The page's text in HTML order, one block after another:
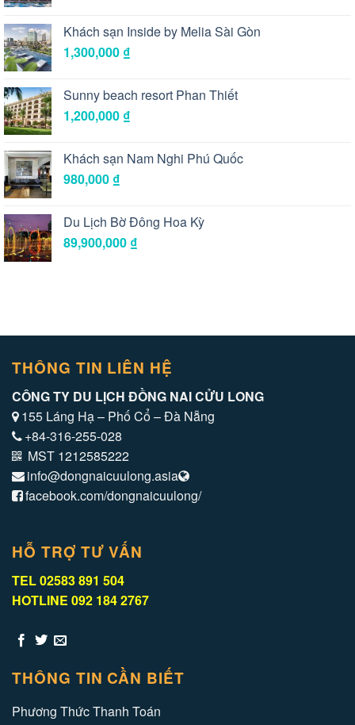
Khách sạn Inside by Melia Sài Gòn
1,300,000 ₫
Sunny beach resort Phan Thiết
1,200,000 ₫
Khách sạn Nam Nghi Phú Quốc
980,000 ₫
Du Lịch Bờ Đông Hoa Kỳ
89,900,000 ₫
THÔNG TIN LIÊN HỆ
CÔNG TY DU LỊCH ĐỒNG NAI CỬU LONG
155 Láng Hạ – Phố Cổ – Đà Nẵng
+84-316-255-028
MST 1212585222
info@dongnaicuulong.asia
facebook.com/dongnaicuulong/
HỖ TRỢ TƯ VẤN
TEL 02583 891 504
HOTLINE 092 184 2767
THÔNG TIN CẦN BIẾT
Phương Thức Thanh Toán